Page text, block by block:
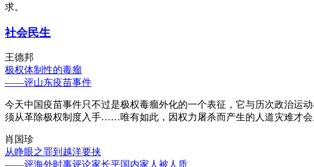
求。
社会民生
王德邦
极权体制性的毒瘤
——评山东疫苗事件
今天中国疫苗事件只不过是极权毒瘤外化的一个表征，它与历次政治运
须从革除极权制度入手……唯有如此，因权力屠杀而产生的人道灾难才会
肖国珍
从睁眼之罪到越洋要挟
——评海外时事评论家长平国内家人被人质